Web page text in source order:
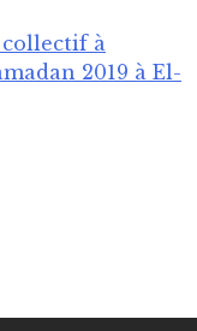
collectif à
2019 à El-